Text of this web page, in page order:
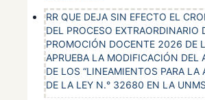
RR QUE DEJA SIN EFECTO EL
DEL PROCESO EXTRAORDINARIO
PROMOCIÓN DOCENTE 2026 DE
APRUEBA LA MODIFICACIÓN DEL
DE LOS “LINEAMIENTOS PARA LA
DE LA LEY N.° 32680 EN LA